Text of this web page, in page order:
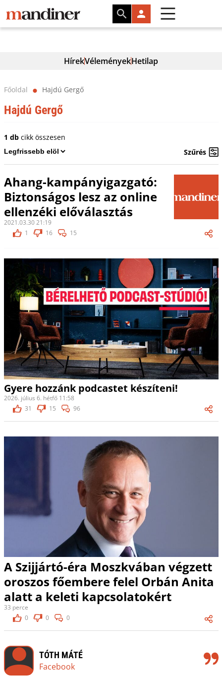
HírekVéleményekHetilap
Főoldal ⬤ Hajdú Gergő
Hajdú Gergő
1 dbcikk összesen
Szűrés
Ahang-kampányigazgató:
Biztonságos lesz az online
ellenzéki előválasztás
2021.03.30 21:19
1
16 15
Gyere hozzánk podcastet készíteni!
2026. július 6. hétfő 11:58
31
15 96
A Szijjártó-éra Moszkvában végzett
oroszos főembere felel Orbán Anita
alatt a keleti kapcsolatokért
33 perce
0
0 0
TÓTH MÁTÉ
Facebook